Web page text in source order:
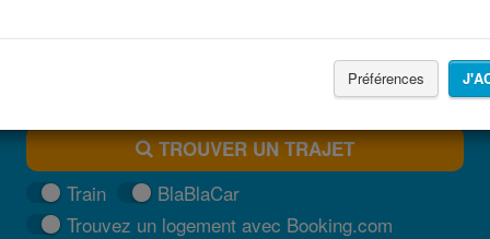
Préférences
TROUVER UN TRAJET
Train
BlaBlaCar
Trouvez un logement avec Booking.com